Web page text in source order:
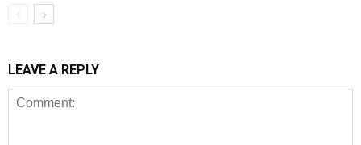
LEAVE A REPLY